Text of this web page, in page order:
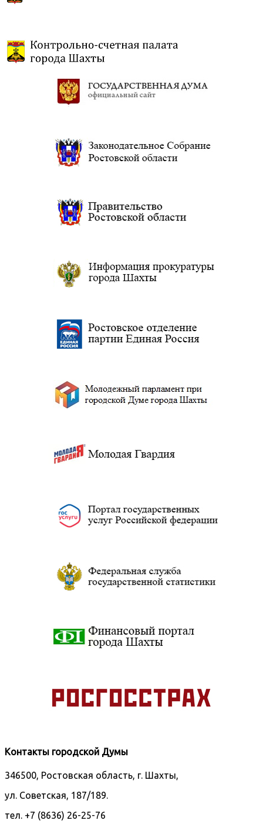
Контакты городской Думы
346500, Ростовская область, г. Шахты,
ул. Советская, 187/189.
тел. +7 (8636) 26-25-76